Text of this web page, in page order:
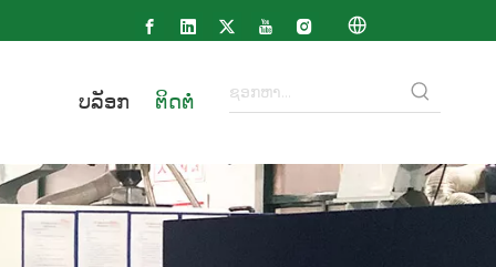
ບລັອກ ຕິດຕໍ່